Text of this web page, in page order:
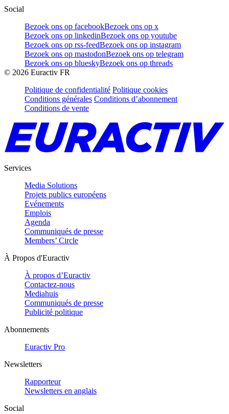
Social
Bezoek ons op facebookBezoek ons op x
Bezoek ons op linkedinBezoek ons op youtube
Bezoek ons op rss-feedBezoek ons op instagram
Bezoek ons op mastodonBezoek ons op telegram
Bezoek ons op blueskyBezoek ons op threads
© 2026 Euractiv FR
Politique de confidentialité Politique cookies
Conditions générales Conditions d’abonnement
Conditions de vente
Services
Media Solutions
Projets publics européens
Evénements
Emplois
Agenda
Communiqués de presse
Members’ Circle
À Propos d'Euractiv
À propos d’Euractiv
Contactez-nous
Mediahuis
Communiqués de presse
Publicité politique
Abonnements
Euractiv Pro
Newsletters
Rapporteur
Newsletters en anglais
Social